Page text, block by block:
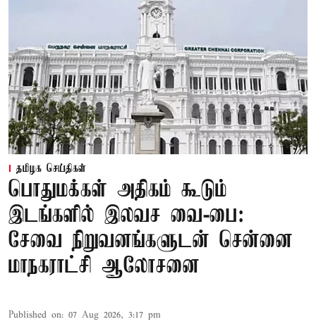
தமிழக செய்திகள்
பொதுமக்கள் அதிகம் கூடும்
இடங்களில் இலவச வை-பை:
சேவை நிறுவனங்களுடன் சென்னை
மாநகராட்சி ஆலோசனை
Published on: 07 Aug 2026, 3:17 pm